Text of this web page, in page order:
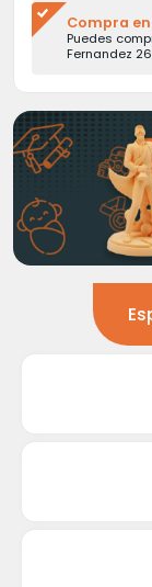
Compra
Puedes
Fernandez